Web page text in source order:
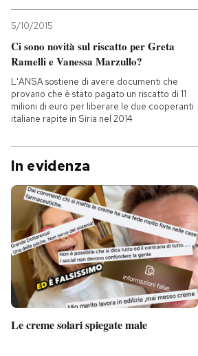
5/10/2015
Ci sono novità sul riscatto per Greta
Ramelli e Vanessa Marzullo?
L'ANSA sostiene di avere documenti che
provano che è stato pagato un riscatto di 11
milioni di euro per liberare le due cooperanti
italiane rapite in Siria nel 2014
In evidenza
Le creme solari spiegate male